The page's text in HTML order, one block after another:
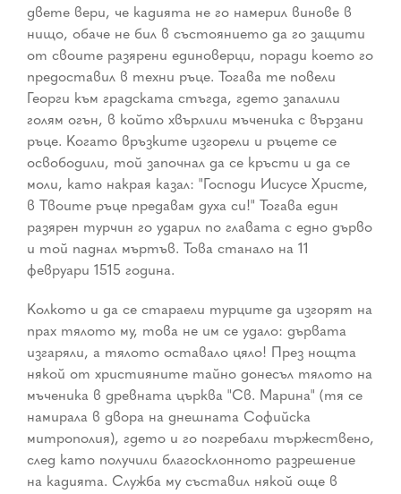
двете вери, че кадията не го намерил винове в
нищо, обаче не бил в състоянието да го защити
от своите разярени единоверци, поради което го
предоставил в техни ръце. Тогава те повели
Георги към градската стъгда, гдето запалили
голям огън, в който хвърлили мъченика с вързани
ръце. Когато връзките изгорели и ръцете се
освободили, той започнал да се кръсти и да се
моли, като накрая казал: "Господи Иисусе Христе,
в Твоите ръце предавам духа си!" Тогава един
разярен турчин го ударил по главата с едно дърво
и той паднал мъртъв. Това станало на 11
февруари 1515 година.
Колкото и да се стараели турците да изгорят на
прах тялото му, това не им се удало: дървата
изгаряли, а тялото оставало цяло! През нощта
някой от християните тайно донесъл тялото на
мъченика в древната църква "Св. Марина" (тя се
намирала в двора на днешната Софийска
митрополия), гдето и го погребали тържествено,
след като получили благосклонното разрешение
на кадията. Служба му съставил някой още в